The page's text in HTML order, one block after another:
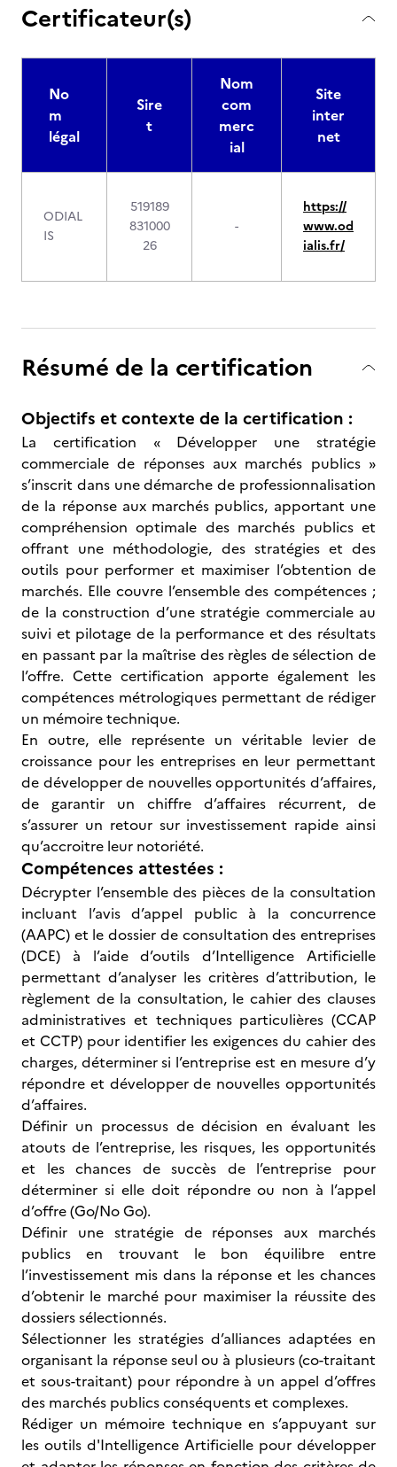
Certificateur(s)
No
m
légal
Sire
t
Nom
com
merc
ial
Site
inter
net
ODIAL
IS
519189
831000
26
-
https://
www.od
ialis.fr/
Résumé de la certification
Objectifs et contexte de la certification :
La certification « Développer une stratégie
commerciale de réponses aux marchés publics »
s’inscrit dans une démarche de professionnalisation
de la réponse aux marchés publics, apportant une
compréhension optimale des marchés publics et
offrant une méthodologie, des stratégies et des
outils pour performer et maximiser l’obtention de
marchés. Elle couvre l’ensemble des compétences ;
de la construction d’une stratégie commerciale au
suivi et pilotage de la performance et des résultats
en passant par la maîtrise des règles de sélection de
l’offre. Cette certification apporte également les
compétences métrologiques permettant de rédiger
un mémoire technique.
En outre, elle représente un véritable levier de
croissance pour les entreprises en leur permettant
de développer de nouvelles opportunités d’affaires,
de garantir un chiffre d’affaires récurrent, de
s’assurer un retour sur investissement rapide ainsi
qu’accroitre leur notoriété.
Compétences attestées :
Décrypter l’ensemble des pièces de la consultation
incluant l’avis d’appel public à la concurrence
(AAPC) et le dossier de consultation des entreprises
(DCE) à l’aide d’outils d’Intelligence Artificielle
permettant d’analyser les critères d’attribution, le
règlement de la consultation, le cahier des clauses
administratives et techniques particulières (CCAP
et CCTP) pour identifier les exigences du cahier des
charges, déterminer si l’entreprise est en mesure d’y
répondre et développer de nouvelles opportunités
d’affaires.
Définir un processus de décision en évaluant les
atouts de l’entreprise, les risques, les opportunités
et les chances de succès de l’entreprise pour
déterminer si elle doit répondre ou non à l’appel
d’offre (Go/No Go).
Définir une stratégie de réponses aux marchés
publics en trouvant le bon équilibre entre
l’investissement mis dans la réponse et les chances
d’obtenir le marché pour maximiser la réussite des
dossiers sélectionnés.
Sélectionner les stratégies d’alliances adaptées en
organisant la réponse seul ou à plusieurs (co-traitant
et sous-traitant) pour répondre à un appel d’offres
des marchés publics conséquents et complexes.
Rédiger un mémoire technique en s’appuyant sur
les outils d'Intelligence Artificielle pour développer